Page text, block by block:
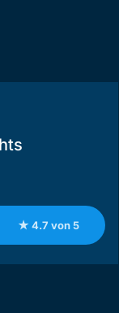
★ 4.7 von 5